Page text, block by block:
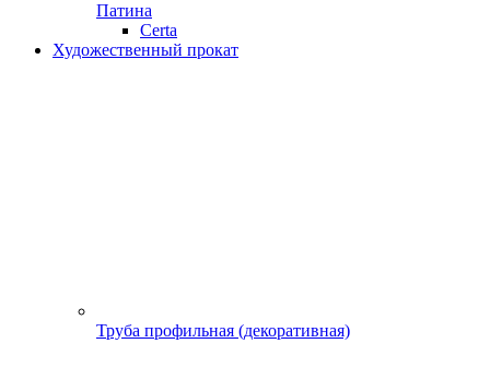
Патина
Certa
Художественный прокат
Труба профильная (декоративная)